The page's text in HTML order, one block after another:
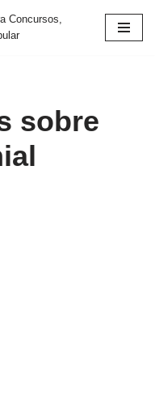
Concursos,
sobre